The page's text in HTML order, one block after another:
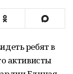
ребят в
активисты